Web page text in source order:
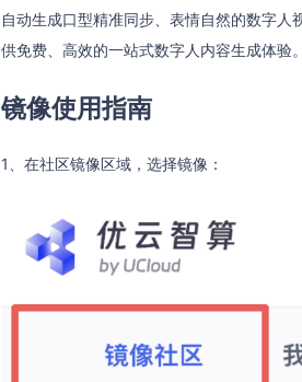
自动生成口型精准同步、表情自然的数字
供免费、高效的一站式数字人内容生成体验。
镜像使用指南
1、在社区镜像区域，选择镜像：​ ​